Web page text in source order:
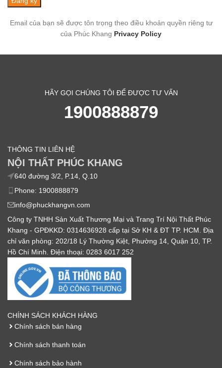
Email của bạn sẽ được tôn trọng theo điều khoản quyền riêng tư
của Phúc Khang Privacy Policy
HÃY GỌI CHÚNG TÔI ĐỂ ĐƯỢC TƯ VẤN
1900888879
THÔNG TIN LIÊN HỆ
NỘI THẤT PHÚC KHANG
640 đường 3/2, P.14, Q.10
Phone: 1900888879
info@phuckhangvn.com
Công ty TNHH Sản Xuất Thương Mại và Trang Trí Nội Thất Phúc
Khang - GPĐKKD: 0314636928 cấp tại Sở KH & ĐT TP. HCM. Địa
chỉ văn phòng: 202/18 Lý Thường Kiệt, Phường 14, Quận 10, TP.
Hồ Chí Minh. Điện thoại: 0283 6017 252
CHÍNH SÁCH KHÁCH HÀNG
Chính sách bán hàng
Chính sách thanh toán
Chính sách bảo hành